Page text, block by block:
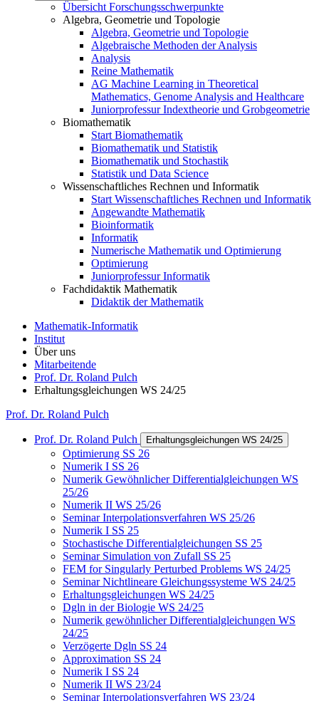
Übersicht Forschungsschwerpunkte
Algebra, Geometrie und Topologie
Algebra, Geometrie und Topologie
Algebraische Methoden der Analysis
Analysis
Reine Mathematik
AG Machine Learning in Theoretical
Mathematics, Genome Analysis and Healthcare
Juniorprofessur Indextheorie und Grobgeometrie
Biomathematik
Start Biomathematik
Biomathematik und Statistik
Biomathematik und Stochastik
Statistik und Data Science
Wissenschaftliches Rechnen und Informatik
Start Wissenschaftliches Rechnen und Informatik
Angewandte Mathematik
Bioinformatik
Informatik
Numerische Mathematik und Optimierung
Optimierung
Juniorprofessur Informatik
Fachdidaktik Mathematik
Didaktik der Mathematik
Mathematik-Informatik
Institut
Über uns
Mitarbeitende
Prof. Dr. Roland Pulch
Erhaltungsgleichungen WS 24/25
Prof. Dr. Roland Pulch
Prof. Dr. Roland Pulch Erhaltungsgleichungen WS 24/25
Optimierung SS 26
Numerik I SS 26
Numerik Gewöhnlicher Differentialgleichungen WS
25/26
Numerik II WS 25/26
Seminar Interpolationsverfahren WS 25/26
Numerik I SS 25
Stochastische Differentialgleichungen SS 25
Seminar Simulation von Zufall SS 25
FEM for Singularly Perturbed Problems WS 24/25
Seminar Nichtlineare Gleichungssysteme WS 24/25
Erhaltungsgleichungen WS 24/25
Dgln in der Biologie WS 24/25
Numerik gewöhnlicher Differentialgleichungen WS
24/25
Verzögerte Dgln SS 24
Approximation SS 24
Numerik I SS 24
Numerik II WS 23/24
Seminar Interpolationsverfahren WS 23/24